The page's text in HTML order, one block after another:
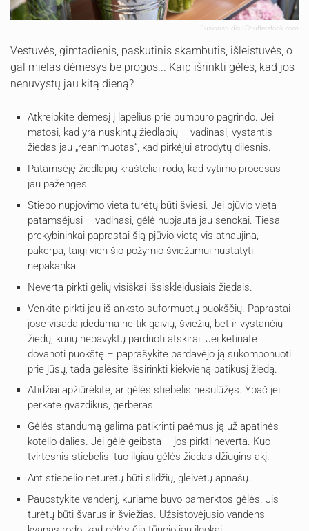
Fusionstudio | Shutterstock.com
Vestuvės, gimtadienis, paskutinis skambutis, išleistuvės, o
gal mielas dėmesys be progos... Kaip išrinkti gėles, kad jos
nenuvystų jau kitą dieną?
Atkreipkite dėmesį į lapelius prie pumpuro pagrindo. Jei
matosi, kad yra nuskintų žiedlapių – vadinasi, vystantis
žiedas jau „reanimuotas“, kad pirkėjui atrodytų dilesnis.
Patamsėję žiedlapių krašteliai rodo, kad vytimo procesas
jau pažengęs.
Stiebo nupjovimo vieta turėtų būti šviesi. Jei pjūvio vieta
patamsėjusi – vadinasi, gėlė nupjauta jau senokai. Tiesa,
prekybininkai paprastai šią pjūvio vietą vis atnaujina,
pakerpa, taigi vien šio požymio šviežumui nustatyti
nepakanka.
Neverta pirkti gėlių visiškai išsiskleidusiais žiedais.
Venkite pirkti jau iš anksto suformuotų puokščių. Paprastai
jose visada įdedama ne tik gaivių, šviežių, bet ir vystančių
žiedų, kurių nepavyktų parduoti atskirai. Jei ketinate
dovanoti puokštę – paprašykite pardavėjo ją sukomponuoti
prie jūsų, tada galėsite išsirinkti kiekvieną patikusį žiedą.
Atidžiai apžiūrėkite, ar gėlės stiebelis nesulūžęs. Ypač jei
perkate gvazdikus, gerberas.
Gėlės standumą galima patikrinti paėmus ją už apatinės
kotelio dalies. Jei gėlė geibsta – jos pirkti neverta. Kuo
tvirtesnis stiebelis, tuo ilgiau gėlės žiedas džiugins akį.
Ant stiebelio neturėtų būti slidžių, gleivėtų apnašų.
Pauostykite vandenį, kuriame buvo pamerktos gėlės. Jis
turėtų būti švarus ir šviežias. Užsistovėjusio vandens